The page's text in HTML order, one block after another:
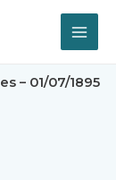
– 01/07/1895